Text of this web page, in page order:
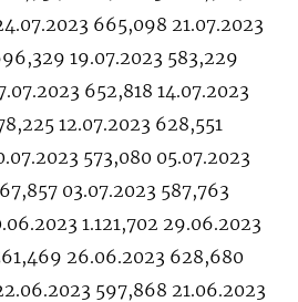
665,098 21.07.2023
19.07.2023 583,229
652,818 14.07.2023
12.07.2023 628,551
573,080 05.07.2023
03.07.2023 587,763
1.121,702 29.06.2023
26.06.2023 628,680
597,868 21.06.2023